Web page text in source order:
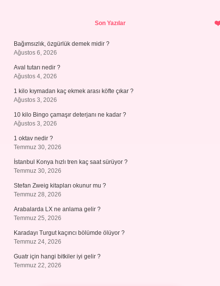
Son Yazılar
Bağımsızlık, özgürlük demek midir ?
Ağustos 6, 2026
Aval tutarı nedir ?
Ağustos 4, 2026
1 kilo kıymadan kaç ekmek arası köfte çıkar ?
Ağustos 3, 2026
10 kilo Bingo çamaşır deterjanı ne kadar ?
Ağustos 3, 2026
1 oktav nedir ?
Temmuz 30, 2026
İstanbul Konya hızlı tren kaç saat sürüyor ?
Temmuz 30, 2026
Stefan Zweig kitapları okunur mu ?
Temmuz 28, 2026
Arabalarda LX ne anlama gelir ?
Temmuz 25, 2026
Karadayı Turgut kaçıncı bölümde ölüyor ?
Temmuz 24, 2026
Guatr için hangi bitkiler iyi gelir ?
Temmuz 22, 2026